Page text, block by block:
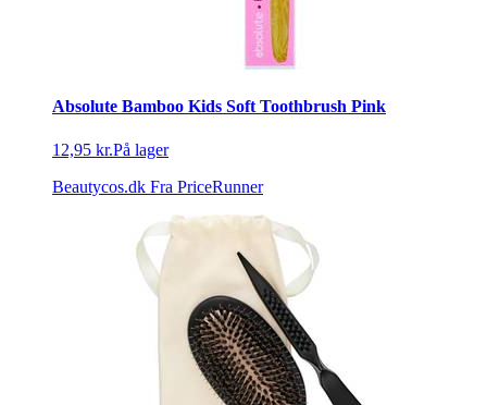
Absolute Bamboo Kids Soft Toothbrush Pink
12,95 kr.På lager
Beautycos.dk Fra PriceRunner